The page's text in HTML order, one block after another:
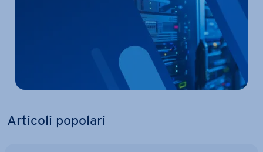
Articoli popolari